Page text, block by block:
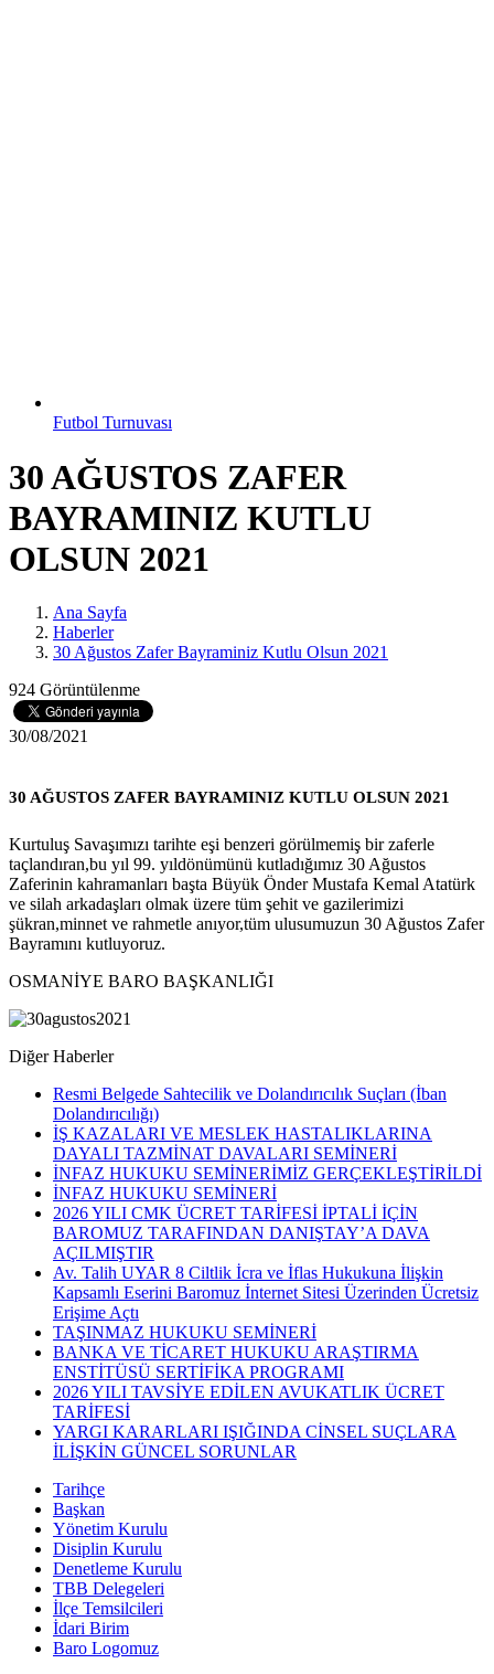
Futbol Turnuvası
30 AĞUSTOS ZAFER
BAYRAMINIZ KUTLU
OLSUN 2021
Ana Sayfa
Haberler
30 Ağustos Zafer Bayraminiz Kutlu Olsun 2021
924 Görüntülenme
30/08/2021
30 AĞUSTOS ZAFER BAYRAMINIZ KUTLU OLSUN 2021
Kurtuluş Savaşımızı tarihte eşi benzeri görülmemiş bir zaferle
taçlandıran,bu yıl 99. yıldönümünü kutladığımız 30 Ağustos
Zaferinin kahramanları başta Büyük Önder Mustafa Kemal Atatürk
ve silah arkadaşları olmak üzere tüm şehit ve gazilerimizi
şükran,minnet ve rahmetle anıyor,tüm ulusumuzun 30 Ağustos Zafer
Bayramını kutluyoruz.
OSMANİYE BARO BAŞKANLIĞI
Diğer Haberler
Resmi Belgede Sahtecilik ve Dolandırıcılık Suçları (İban
Dolandırıcılığı)
İŞ KAZALARI VE MESLEK HASTALIKLARINA
DAYALI TAZMİNAT DAVALARI SEMİNERİ
İNFAZ HUKUKU SEMİNERİMİZ GERÇEKLEŞTİRİLDİ
İNFAZ HUKUKU SEMİNERİ
2026 YILI CMK ÜCRET TARİFESİ İPTALİ İÇİN
BAROMUZ TARAFINDAN DANIŞTAY’A DAVA
AÇILMIŞTIR
Av. Talih UYAR 8 Ciltlik İcra ve İflas Hukukuna İlişkin
Kapsamlı Eserini Baromuz İnternet Sitesi Üzerinden Ücretsiz
Erişime Açtı
TAŞINMAZ HUKUKU SEMİNERİ
BANKA VE TİCARET HUKUKU ARAŞTIRMA
ENSTİTÜSÜ SERTİFİKA PROGRAMI
2026 YILI TAVSİYE EDİLEN AVUKATLIK ÜCRET
TARİFESİ
YARGI KARARLARI IŞIĞINDA CİNSEL SUÇLARA
İLİŞKİN GÜNCEL SORUNLAR
Tarihçe
Başkan
Yönetim Kurulu
Disiplin Kurulu
Denetleme Kurulu
TBB Delegeleri
İlçe Temsilcileri
İdari Birim
Baro Logomuz